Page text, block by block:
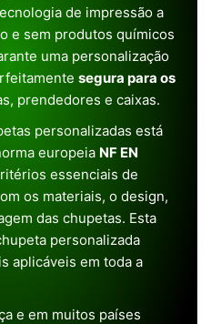
de impressão a
e sem produtos químicos
uma personalização
segura para os
prendedores e caixas.
personalizadas está
europeia NF EN
essenciais de
os materiais, o design,
das chupetas. Esta
personalizada
aplicáveis em toda a
e em muitos países